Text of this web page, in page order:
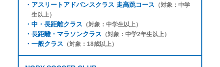
・ アスリートアドバンスクラス 走高跳コース （対象：中学
生以上）
・ 中・長距離クラス （対象：中学生以上）
・ 長距離・マラソンクラス （対象：中学2年生以上）
・ 一般クラス （対象：18歳以上）